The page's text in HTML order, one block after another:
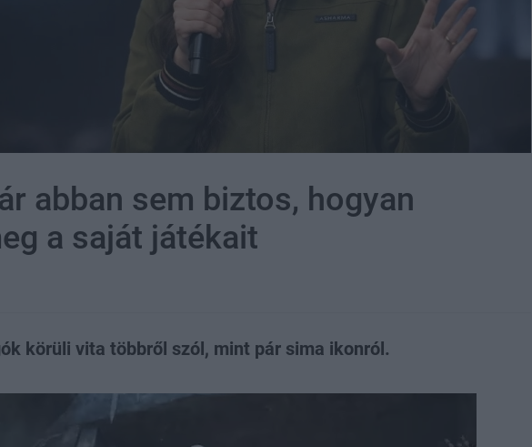
abban sem biztos, hogyan
a saját játékait
körüli vita többről szól, mint pár sima ikonról.